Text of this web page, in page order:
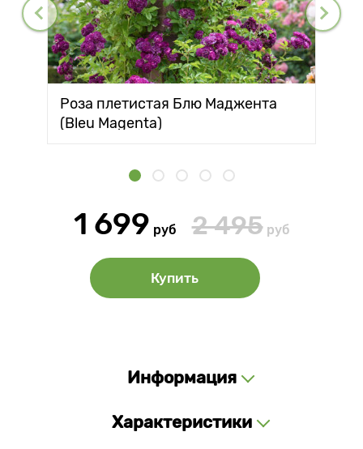
Роза плетистая Блю Маджента
(Bleu Magenta)
1 699 руб 2 495 руб
Купить
Информация
Характеристики